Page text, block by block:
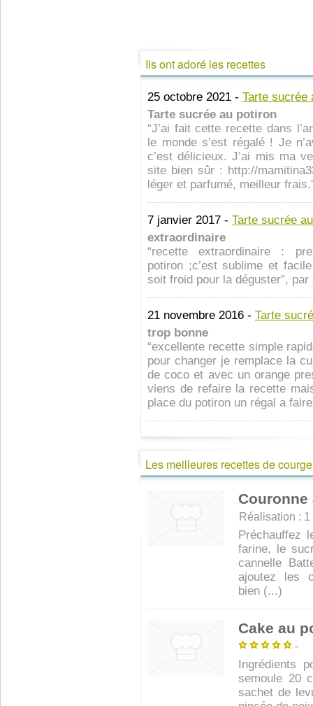
Ils ont adoré les recettes
25 octobre 2021 - Tarte sucrée
Tarte sucrée au potiron
“J’ai fait cette recette dans
le monde s’est régalé ! Je
c’est délicieux. J’ai mis ma
site bien sûr : http://
léger et parfumé, meilleur
7 janvier 2017 - Tarte sucrée
extraordinaire
“recette extraordinaire :
potiron ;c’est sublime et
soit froid pour la déguster”, par
21 novembre 2016 - Tarte
trop bonne
“excellente recette simple
pour changer je remplace la
de coco et avec un orange
viens de refaire la recette
place du potiron un régal a
Les meilleures recettes de
Réalisation :
Préchauffez
farine, le
cannelle
ajoutez les
bien (...)
Cake au
-
Ingrédients
semoule 20
sachet de